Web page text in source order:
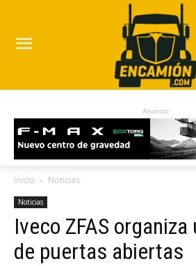
Anuncio
Inicio Noticias
Noticias
Iveco ZFAS
de puertas abiertas